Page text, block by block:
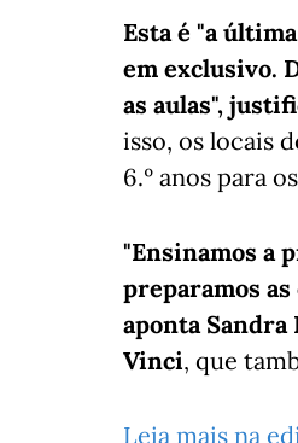
Esta é "a
em exclusivo.
as aulas",
isso, os locais
6.º anos para
"Ensinamos a
preparamos as
aponta Sandra
Vinci, que
Leia mais na